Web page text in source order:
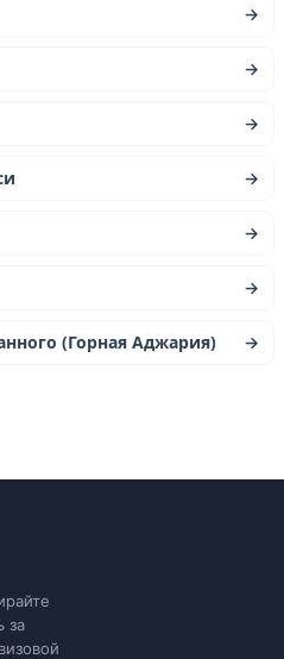
→
→
→
→
→
→
(Горная Аджария) →
за